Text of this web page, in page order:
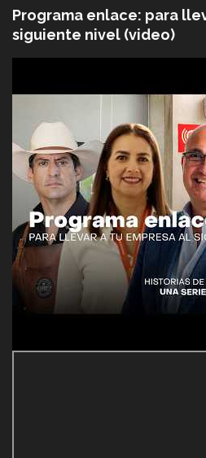
Programa enlace: para
siguiente nivel (video)